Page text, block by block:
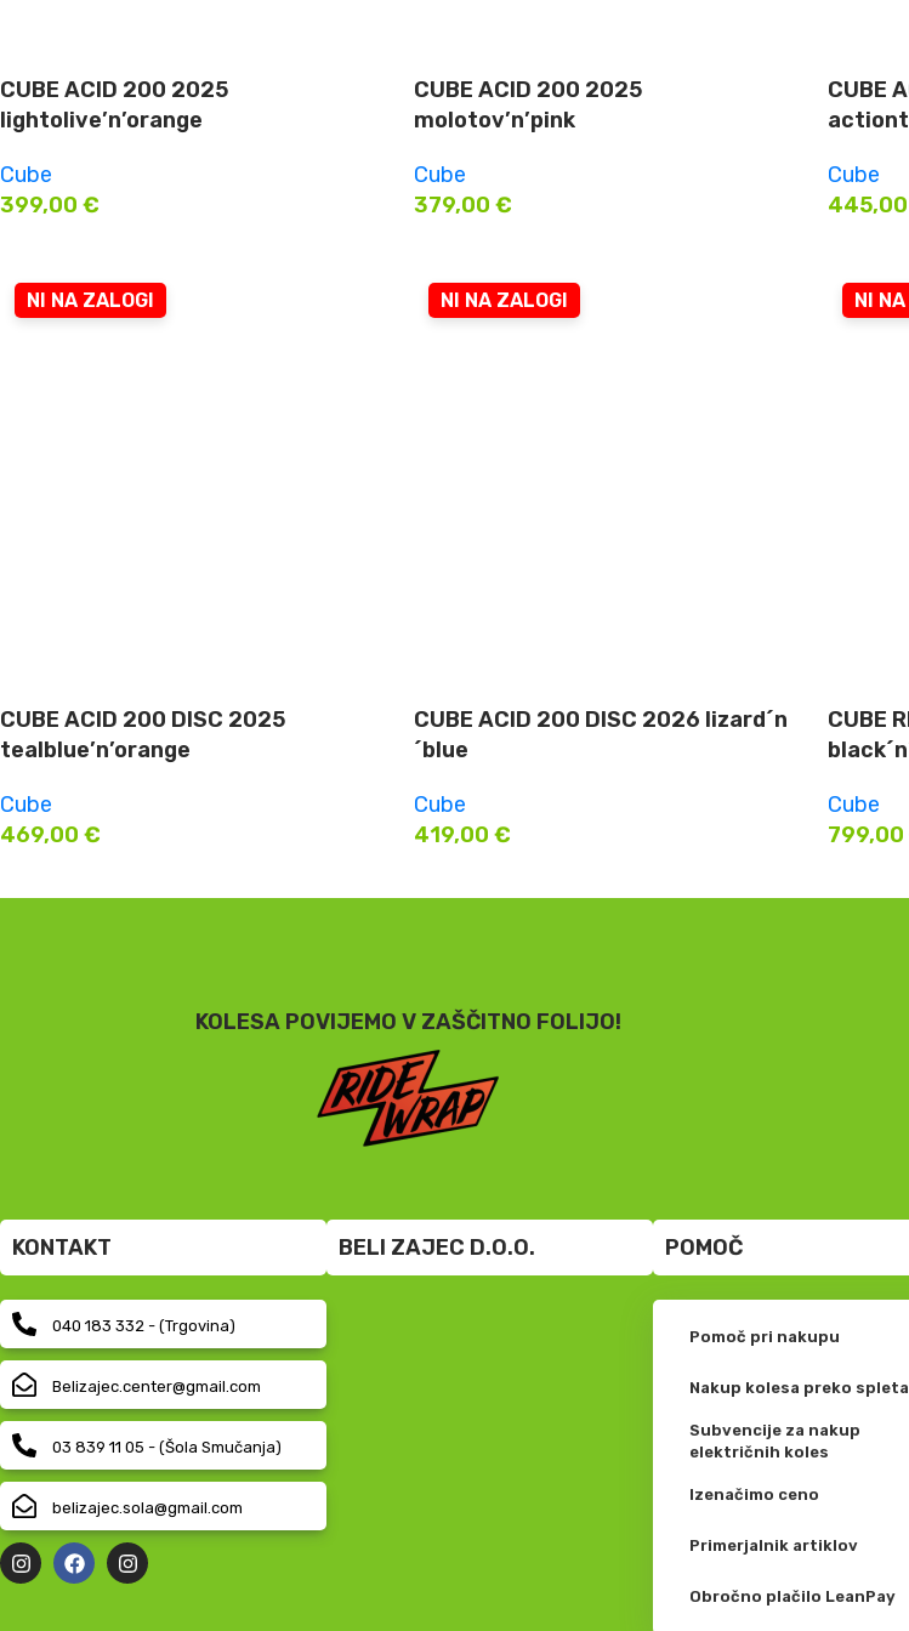
CUBE ACID 200 2025
lightolive’n’orange
Cube
399,00 €
CUBE ACID 200 2025
molotov’n’pink
Cube
379,00 €
CUBE
Cube
445,00
NI NA ZALOGI
CUBE ACID 200 DISC 2025
tealblue’n’orange
Cube
469,00 €
NI NA ZALOGI
CUBE ACID 200 DISC 2026 lizard´n
´blue
Cube
419,00 €
NI
CUBE
Cube
799,00
KOLESA POVIJEMO V ZAŠČITNO FOLIJO!
KONTAKT
040 183 332 - (Trgovina)
Belizajec.center@gmail.com
03 839 11 05 - (Šola Smučanja)
belizajec.sola@gmail.com
BELI ZAJEC D.O.O. POMOČ
Pomoč pri nakupu
Nakup kolesa preko spleta
Subvencije za nakup
električnih koles
Izenačimo ceno
Primerjalnik artiklov
Obročno plačilo LeanPay